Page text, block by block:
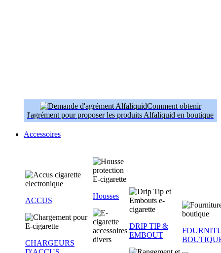
Comment obtenir
l'agrément pour proposer les produits Alfaliquid en boutique
Accessoires
ACCUS
CHARGEURS
Housses
DRIP TIP &
EMBOUT